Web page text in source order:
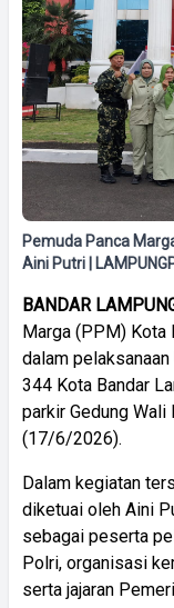
Pemuda Panca
Aini Putri |
BANDAR
Marga (PPM) Kota
dalam pelaksanaan
344 Kota Bandar
parkir Gedung Wali
(17/6/2026).
Dalam kegiatan
diketuai oleh Aini
sebagai peserta
Polri, organisasi
serta jajaran